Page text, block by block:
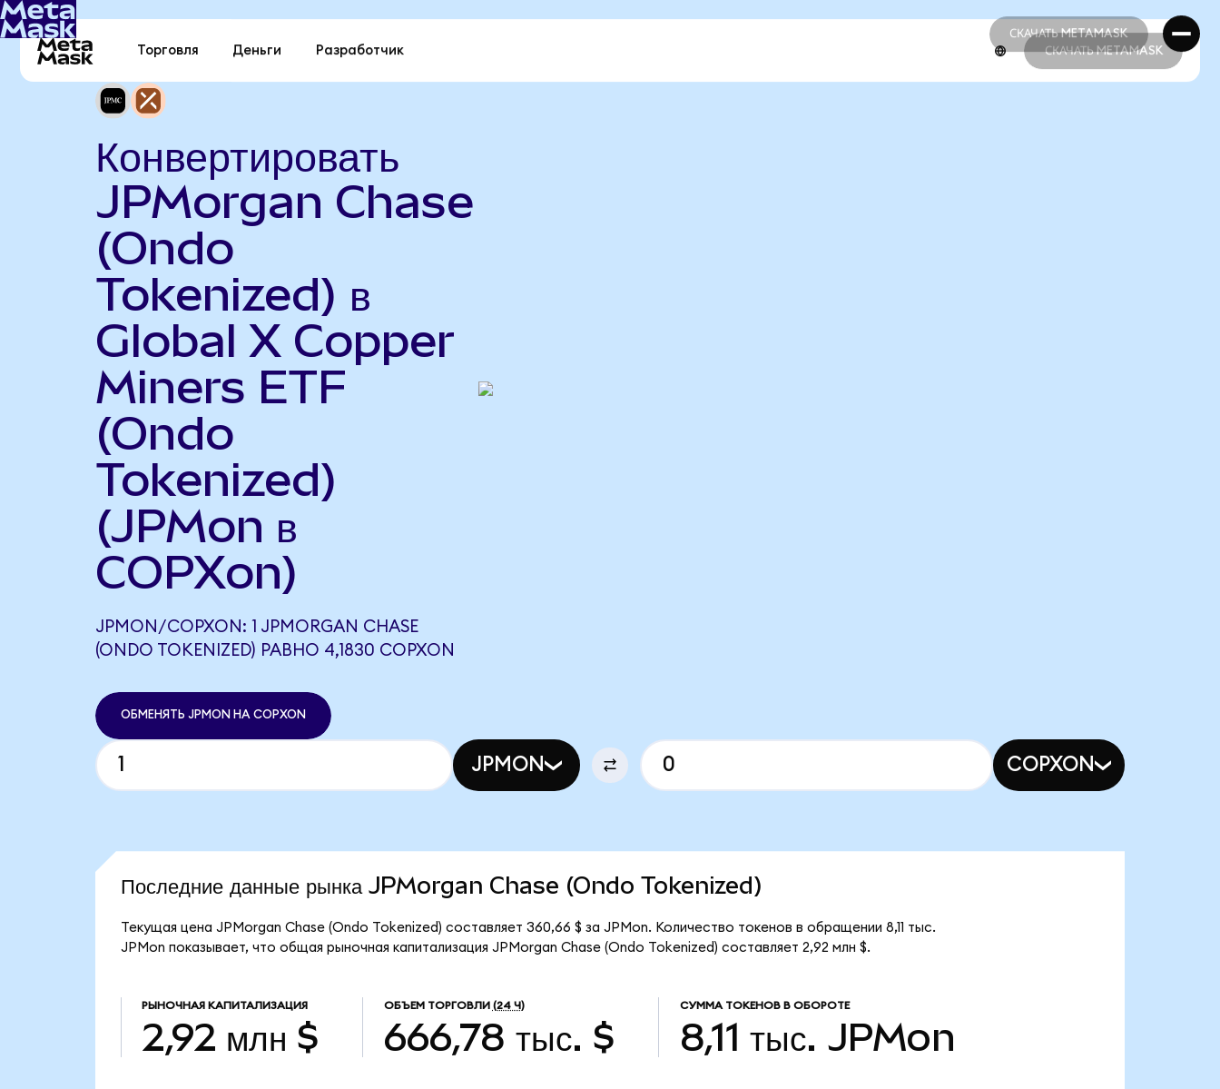
СКАЧАТЬ METAMASK
СКАЧАТЬ METAMASK
Торговля Деньги Разработчик СКАЧАТЬ METAMASK
Конвертировать
JPMorgan Chase
(Ondo
Tokenized) в
Global X Copper
Miners ETF
(Ondo
Tokenized)
(JPMon в
COPXon)
JPMON/COPXON: 1 JPMORGAN CHASE
(ONDO TOKENIZED) РАВНО 4,1830 COPXON
ОБМЕНЯТЬ JPMON НА COPXON
JPMON COPXON
Последние данные рынка JPMorgan Chase (Ondo Tokenized)
Текущая цена JPMorgan Chase (Ondo Tokenized) составляет 360,66 $ за JPMon. Количество токенов в обращении 8,11 тыс.
JPMon показывает, что общая рыночная капитализация JPMorgan Chase (Ondo Tokenized) составляет 2,92 млн $.
РЫНОЧНАЯ КАПИТАЛИЗАЦИЯ
2,92 млн $
ОБЪЕМ ТОРГОВЛИ (24 Ч)
666,78 тыс. $
СУММА ТОКЕНОВ В ОБОРОТЕ
8,11 тыс. JPMon